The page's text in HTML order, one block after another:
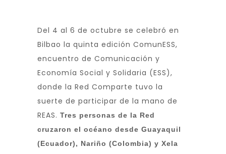
Del 4 al 6 de octubre se celebró en
Bilbao la quinta edición ComunESS,
encuentro de Comunicación y
Economía Social y Solidaria (ESS),
donde la Red Comparte tuvo la
suerte de participar de la mano de
REAS. Tres personas de la Red
cruzaron el océano desde Guayaquil
(Ecuador), Nariño (Colombia) y Xela